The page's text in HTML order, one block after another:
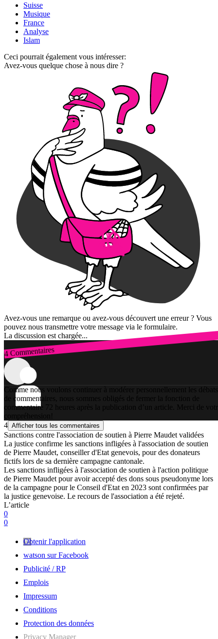
Suisse
Musique
France
Analyse
Islam
Ceci pourrait également vous intéresser:
Avez-vous quelque chose à nous dire ?
Avez-vous une remarque ou avez-vous découvert une erreur ? Vous
pouvez nous transmettre votre message via le formulaire.
La discussion est chargée...
4 Commentaires
Connexion
Comme nous voulons continuer à modérer personnellement les débats
de commentaires, nous sommes obligés de fermer la fonction de
commentaire 72 heures après la publication d’un article. Merci de
compréhension!
4 Afficher tous les commentaires
Sanctions contre l'association de soutien à Pierre Maudet validées
La justice confirme les sanctions infligées à l'association de soutien
de Pierre Maudet, conseiller d'Etat genevois, pour des donateurs
fictifs lors de sa dernière campagne cantonale.
Les sanctions infligées à l'association de soutien à l'action politique
de Pierre Maudet pour avoir accepté des dons sous pseudonyme lors
de la campagne pour le Conseil d'Etat en 2023 sont confirmées par
la justice genevoise. Le recours de l'association a été rejeté.
L’article
0
0
Obtenir l'application
watson sur Facebook
Publicité / RP
Emplois
Impressum
Conditions
Protection des données
Privacy Manager